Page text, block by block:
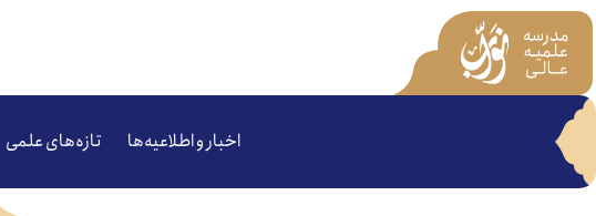
اخبار و اطلاعیه‌ها تازه‌های علمی